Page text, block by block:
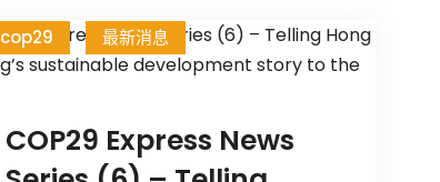
cop29 最新消息
COP29 Express News